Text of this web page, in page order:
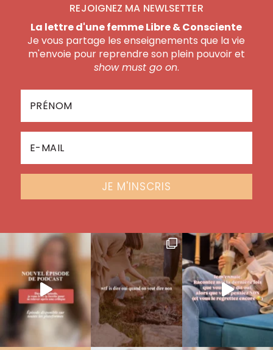
REJOIGNEZ MA NEWLSETTER
La lettre d'une femme Libre & Consciente
Je vous partage les enseignements que la vie
m'envoie pour reprendre son plein pouvoir et
show must go on.
JE M'INSCRIS